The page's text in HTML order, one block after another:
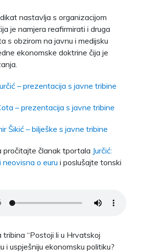
nastavlja s organizacijom
je namjera reafirmirati i druga
s obzirom na javnu i medijsku
ekonomske doktrine čija je
– prezentacija s javne tribine
– prezentacija s javne tribine
Šikić – bilješke s javne tribine
pročitajte članak tportala Jurčić:
o euru i poslušajte tonski
“Postoji li u Hrvatskoj
i uspješniju ekonomsku politiku?